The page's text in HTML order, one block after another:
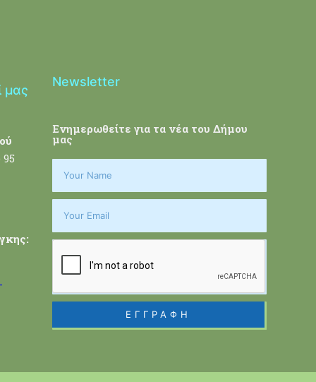
μας
Newsletter
Ενημερωθείτε για τα νέα του Δήμου
μας
ΕΓΓΡΑΦΗ